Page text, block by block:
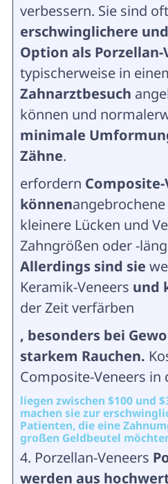
verbessern. Sie sind
erschwinglichere
Option als Porzellan-
typischerweise in
Zahnarztbesuch
können und
minimale
Zähne.
erfordern Composite-
können
kleinere Lücken und
Zahngrößen oder -
Allerdings sind sie
Keramik-Veneers und
der Zeit verfärben
, besonders bei
starkem Rauchen.
Composite-Veneers in
liegen zwischen $100 und
machen sie zur
Patienten, die eine
großen Geldbeutel
4. Porzellan-Veneers
werden aus